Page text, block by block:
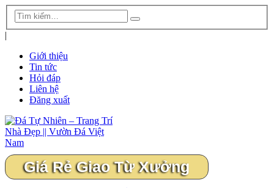
|
Giới thiệu
Tin tức
Hỏi đáp
Liên hệ
Đăng xuất
Giá Rẻ Giao Từ Xưởng